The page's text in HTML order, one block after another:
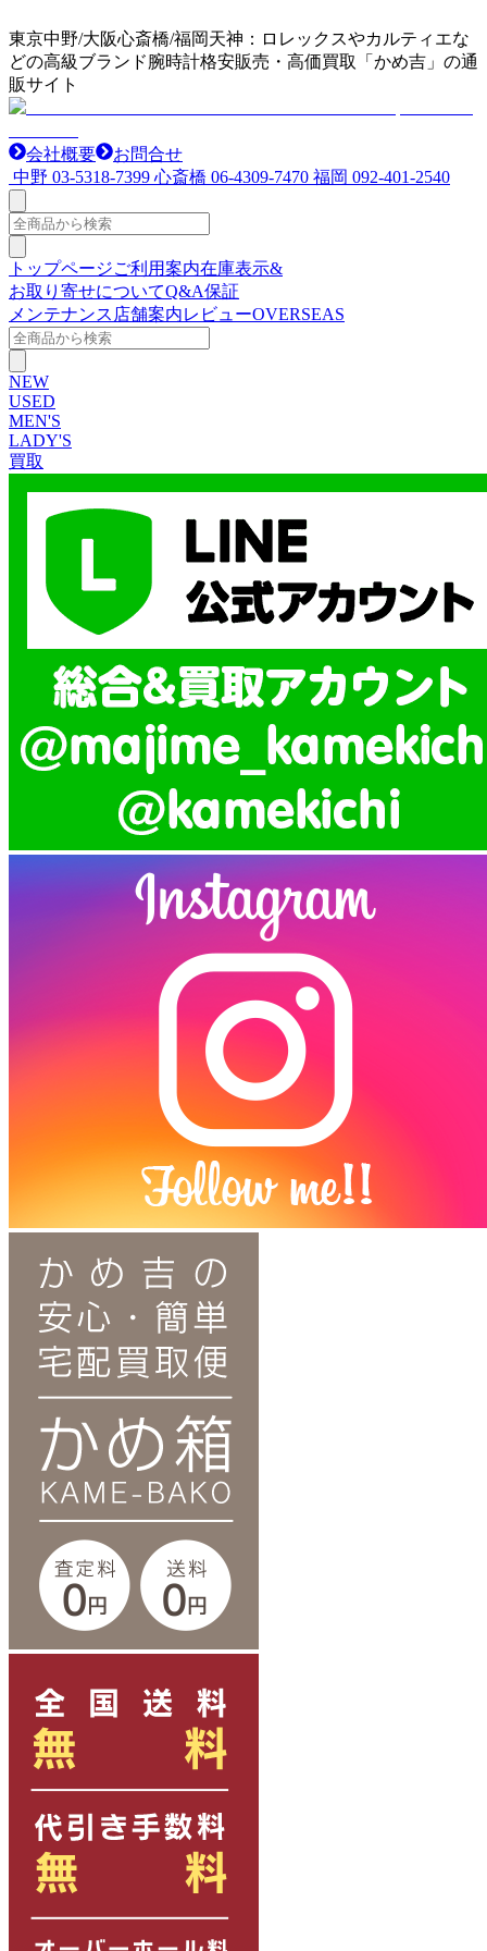
東京中野/大阪心斎橋/福岡天神：ロレックスやカルティエな
どの高級ブランド腕時計格安販売・高価買取「かめ吉」の通
販サイト
会社概要
お問合せ
中野 03-5318-7399 心斎橋 06-4309-7470 福岡 092-401-2540
トップページご利用案内在庫表示&
お取り寄せについてQ&A保証
メンテナンス 店舗案内レビューOVERSEAS
NEW
USED
MEN'S
LADY'S
買取